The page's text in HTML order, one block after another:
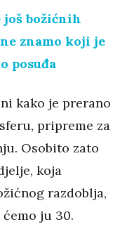
još božićnih
znamo koji je
posuđa
kako je prerano
pripreme za
Osobito zato
koja
razdoblja,
ju 30.